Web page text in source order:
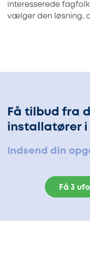
interesserede
vælger den løsning,
Få tilbud fra
installatører i
Indsend din
Få 3